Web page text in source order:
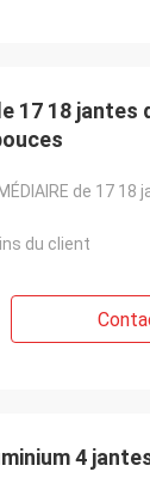
17 18
du client
4